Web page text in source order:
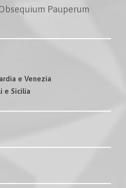
Pauperum
e Venezia
e Sicilia